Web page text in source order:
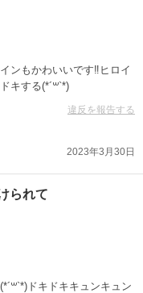
ンもかわいいです‼︎ヒロイ
キする(*´꒳`*)
違反を報告する
2023年3月30日
られて
ドキドキキュンキュン